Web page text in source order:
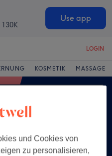
130K
Use app
LOGIN
KOSMETIK MASSAGE
und Cookies von
zu personalisieren,